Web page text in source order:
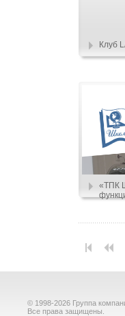
Клуб
«ТПК
© 1998-2026 Группа
Все права защищены.